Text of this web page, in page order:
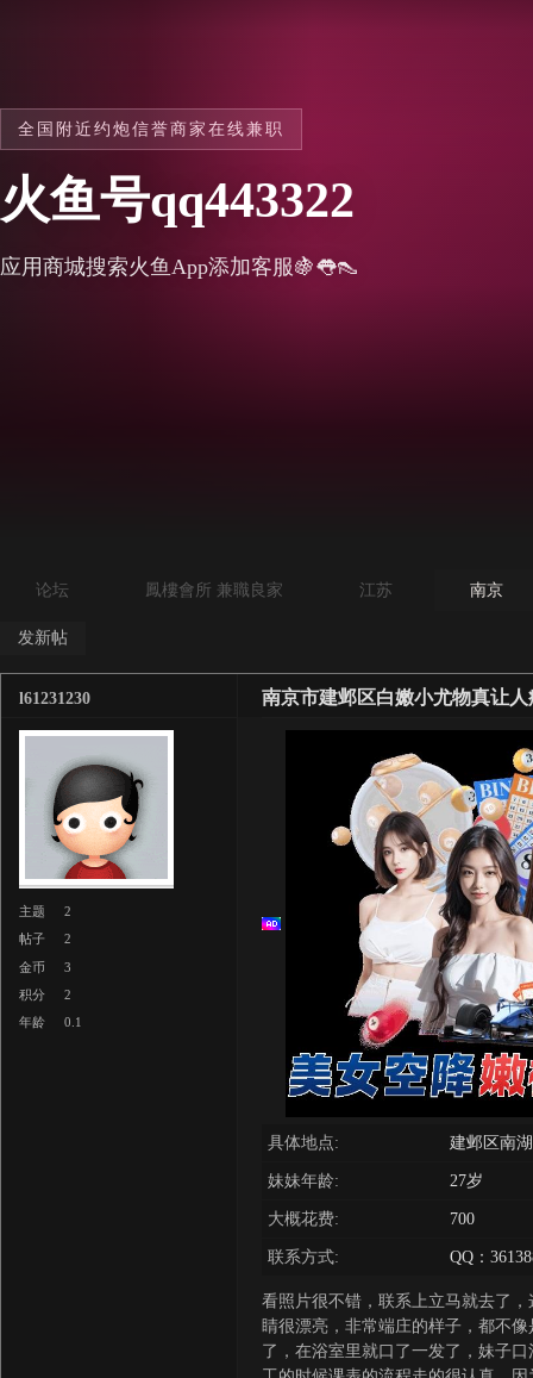
全国附近约炮信誉商家在线兼职
火鱼号qq443322
应用商城搜索火鱼App添加客服🍇👅👠
论坛 鳳樓會所 兼職良家 江苏 南京
发新帖
南京市建邺区白嫩小尤物真让人
l61231230
主题
2
帖子
2
金币
3
积分
2
年龄
0.1
具体地点: 建邺区南
妹妹年龄: 27岁
大概花费: 700
联系方式: QQ：
看照片很不错，联系上立马就去了
睛很漂亮，非常端庄的样子，都不
了，在浴室里就口了一发了，妹子